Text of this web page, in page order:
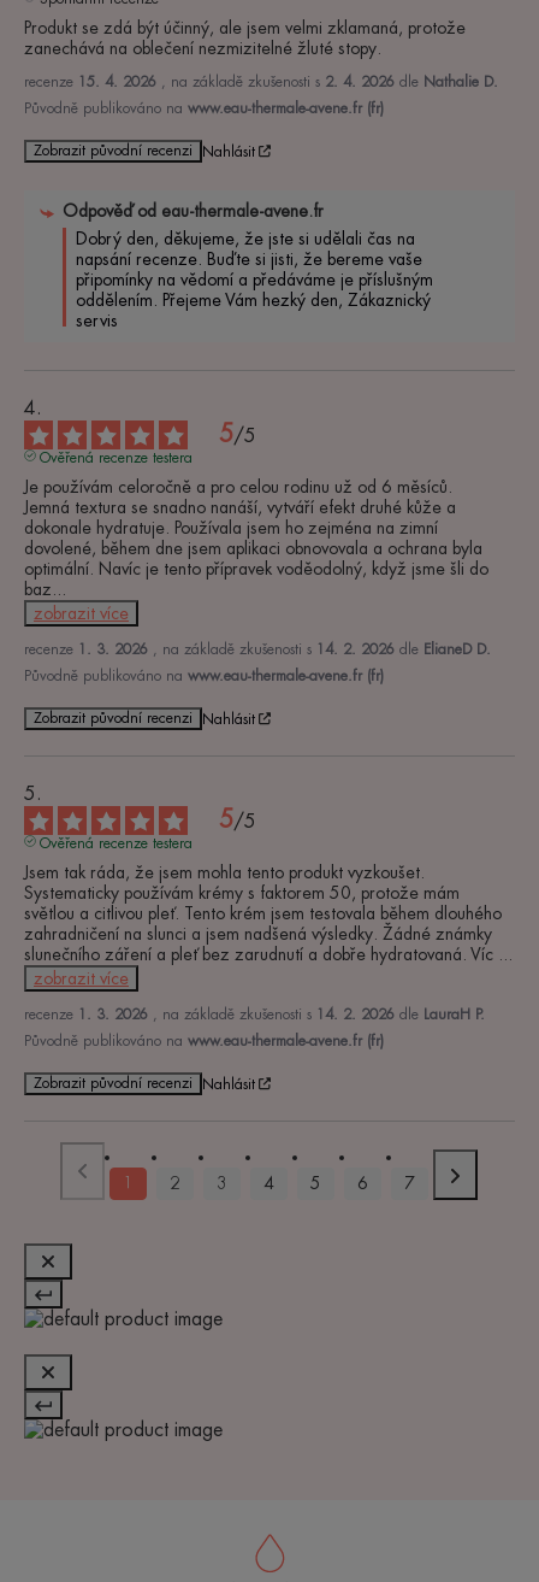
Produkt se zdá být účinný, ale jsem velmi zklamaná, protože
zanechává na oblečení nezmizitelné žluté stopy.
recenze 15. 4. 2026 , na základě zkušenosti s 2. 4. 2026 dle Nathalie D.
Původně publikováno na www.eau-thermale-avene.fr (fr)
Zobrazit původní recenzi Nahlásit
Odpověď od eau-thermale-avene.fr
Dobrý den, děkujeme, že jste si udělali čas na
napsání recenze. Buďte si jisti, že bereme vaše
připomínky na vědomí a předáváme je příslušným
oddělením. Přejeme Vám hezký den, Zákaznický
servis
5/5
Ověřená recenze testera
Je používám celoročně a pro celou rodinu už od 6 měsíců.
Jemná textura se snadno nanáší, vytváří efekt druhé kůže a
dokonale hydratuje. Používala jsem ho zejména na zimní
dovolené, během dne jsem aplikaci obnovovala a ochrana byla
optimální. Navíc je tento přípravek voděodolný, když jsme šli do
baz
zobrazit více
recenze 1. 3. 2026 , na základě zkušenosti s 14. 2. 2026 dle ElianeD D.
Původně publikováno na www.eau-thermale-avene.fr (fr)
Zobrazit původní recenzi Nahlásit
5/5
Ověřená recenze testera
Jsem tak ráda, že jsem mohla tento produkt vyzkoušet.
Systematicky používám krémy s faktorem 50, protože mám
světlou a citlivou pleť. Tento krém jsem testovala během dlouhého
zahradničení na slunci a jsem nadšená výsledky. Žádné známky
slunečního záření a pleť bez zarudnutí a dobře hydratovaná. Víc
zobrazit více
recenze 1. 3. 2026 , na základě zkušenosti s 14. 2. 2026 dle LauraH P.
Původně publikováno na www.eau-thermale-avene.fr (fr)
Zobrazit původní recenzi Nahlásit
2 3 4 5 6 7